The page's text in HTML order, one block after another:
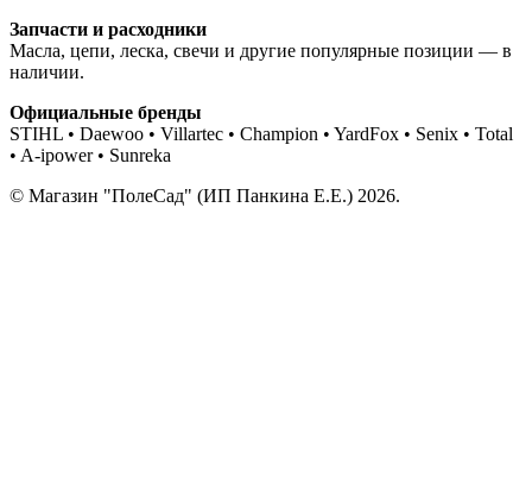
Запчасти и расходники
Масла, цепи, леска, свечи и другие популярные позиции — в
наличии.
Официальные бренды
STIHL • Daewoo • Villartec • Champion • YardFox • Senix • Total
• A-ipower • Sunreka
© Магазин "ПолеСад" (ИП Панкина Е.Е.) 2026.